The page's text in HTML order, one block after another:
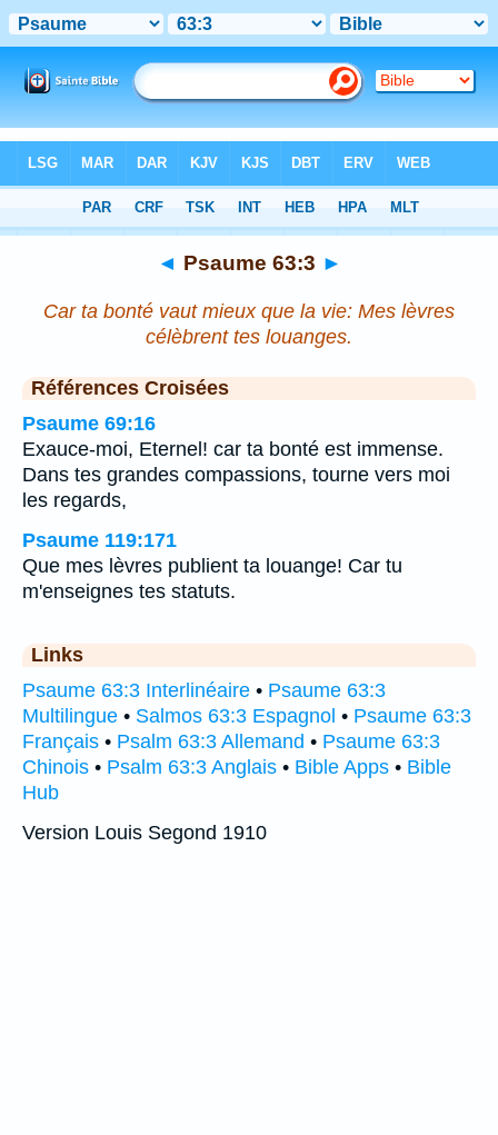
Chapitre 63> Verset 3
◄ Psaume 63:3 ►
Car ta bonté vaut mieux que la vie: Mes lèvres
célèbrent tes louanges.
Références Croisées
Psaume 69:16
Exauce-moi, Eternel! car ta bonté est immense.
Dans tes grandes compassions, tourne vers moi
les regards,
Psaume 119:171
Que mes lèvres publient ta louange! Car tu
m'enseignes tes statuts.
Links
Psaume 63:3 Interlinéaire • Psaume 63:3
Multilingue • Salmos 63:3 Espagnol • Psaume 63:3
Français • Psalm 63:3 Allemand • Psaume 63:3
Chinois • Psalm 63:3 Anglais • Bible Apps • Bible
Hub
Version Louis Segond 1910